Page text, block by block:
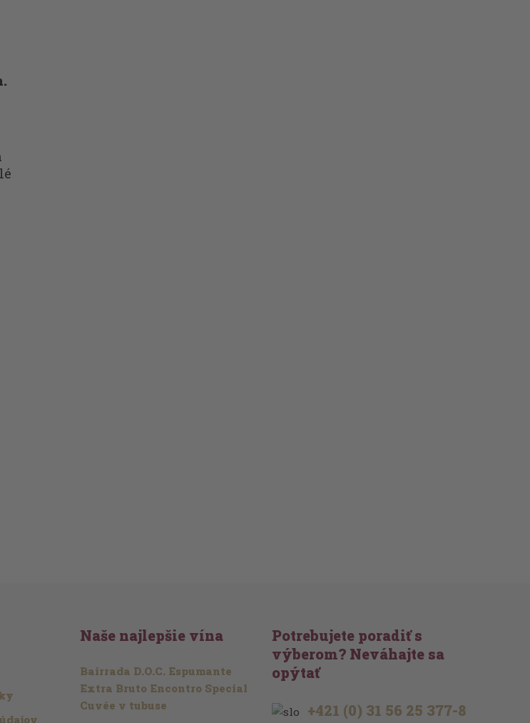
Naše najlepšie vína
Bairrada D.O.C. Espumante
Extra Bruto Encontro Special
Cuvée v tubuse
Potrebujete poradiť s
výberom? Neváhajte sa
opýtať
+421 (0) 31 56 25 377-8